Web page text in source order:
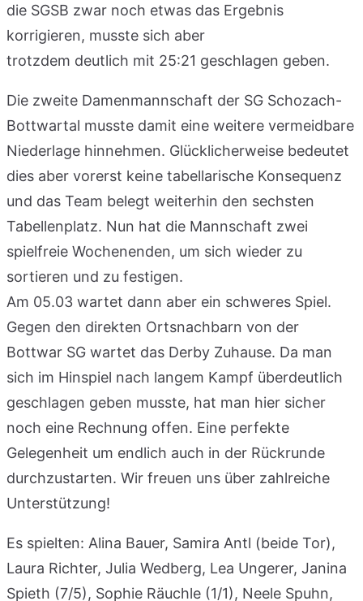
die SGSB zwar noch etwas das Ergebnis
korrigieren, musste sich aber
trotzdem deutlich mit 25:21 geschlagen geben.
Die zweite Damenmannschaft der SG Schozach-
Bottwartal musste damit eine weitere vermeidbare
Niederlage hinnehmen. Glücklicherweise bedeutet
dies aber vorerst keine tabellarische Konsequenz
und das Team belegt weiterhin den sechsten
Tabellenplatz. Nun hat die Mannschaft zwei
spielfreie Wochenenden, um sich wieder zu
sortieren und zu festigen.
Am 05.03 wartet dann aber ein schweres Spiel.
Gegen den direkten Ortsnachbarn von der
Bottwar SG wartet das Derby Zuhause. Da man
sich im Hinspiel nach langem Kampf überdeutlich
geschlagen geben musste, hat man hier sicher
noch eine Rechnung offen. Eine perfekte
Gelegenheit um endlich auch in der Rückrunde
durchzustarten. Wir freuen uns über zahlreiche
Unterstützung!
Es spielten: Alina Bauer, Samira Antl (beide Tor),
Laura Richter, Julia Wedberg, Lea Ungerer, Janina
Spieth (7/5), Sophie Räuchle (1/1), Neele Spuhn,